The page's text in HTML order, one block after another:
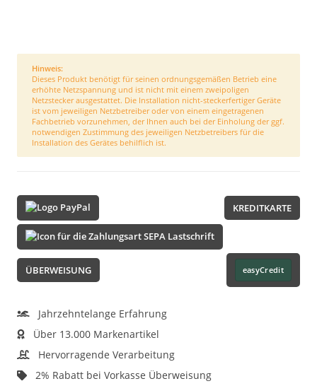
Hinweis:
Dieses Produkt benötigt für seinen ordnungsgemäßen Betrieb eine
erhöhte Netzspannung und ist nicht mit einem zweipoligen
Netzstecker ausgestattet. Die Installation nicht-steckerfertiger Geräte
ist vom jeweiligen Netzbetreiber oder von einem eingetragenen
Fachbetrieb vorzunehmen, der Ihnen auch bei der Einholung der ggf.
notwendigen Zustimmung des jeweiligen Netzbetreibers für die
Installation des Gerätes behilflich ist.
KREDITKARTE
ÜBERWEISUNG easyCredit
Jahrzehntelange Erfahrung
Über 13.000 Markenartikel
Hervorragende Verarbeitung
2% Rabatt bei Vorkasse Überweisung